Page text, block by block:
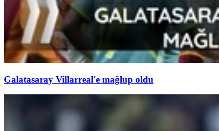
Galatasaray Villarreal'e mağlup oldu